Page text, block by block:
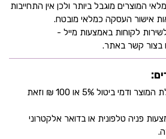
המוצרים מוגבל ביותר ולכן אין התחייבות
אישור העסקה כמלאי מובטח.
לקוחות באמצעות מייל -
מדיניות ביטול היא מיום קבלת המוצר ודמי ביטול 5% או 100 ₪ וזאת
פניה טלפונית או בדואר אלקטרוני